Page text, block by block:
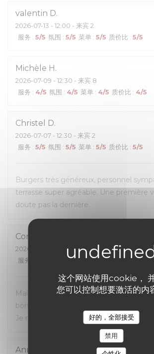
这个网站使用cookie，
您可以控制想要激活的内
好的，全部接受
禁用
valentin D
2026-07-13 - 12:00 - 来宾 2
服务 : 5/5 氛围 : 5/5 菜单 : 5/5 质价比 : 5/5
Michèle H
2026-07-09 - 12:30 - 来宾 8
服务 : 4/5 氛围 : 4/5 菜单 : 4/5 质价比 : 4/5
Christel D
2026-07-07 - 12:30 - 来宾 2
服务 : 5/5 氛围 : 5/5 菜单 : 5/5 质价比 : 5/5
Burgers très généreux, personnel
terrasse super agréable. Une première
doute pas la dernière.
Corinne
2026-07-04
- 20:00 - 来宾 3
服务
5/5 菜单 :5 /5 质价比 : /5
Malgré l'affluence, personnel sympa et
bon rapport qualité-prix, les
Je recommande.
Anna